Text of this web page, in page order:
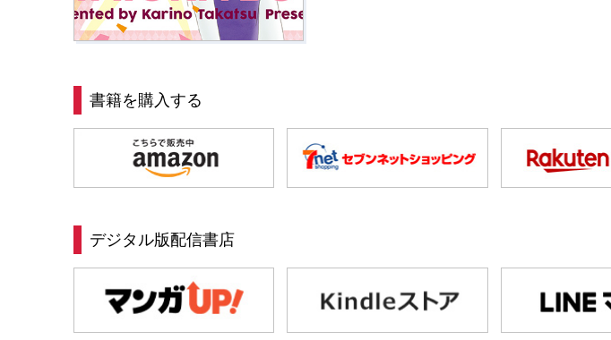
書籍を購入する
デジタル版配信書店